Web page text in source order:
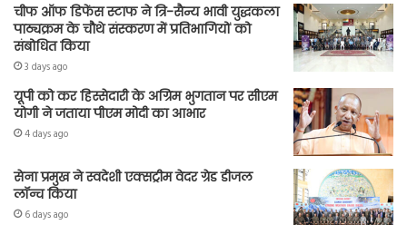
चीफ ऑफ डिफेंस स्टाफ ने त्रि-सैन्य भावी युद्धकला
पाठ्यक्रम के चौथे संस्करण में प्रतिभागियों को
संबोधित किया
3 days ago
यूपी को कर हिस्सेदारी के अग्रिम भुगतान पर सीएम
योगी ने जताया पीएम मोदी का आभार
4 days ago
सेना प्रमुख ने स्वदेशी एक्सट्रीम वेदर ग्रेड डीजल
लॉन्च किया
6 days ago